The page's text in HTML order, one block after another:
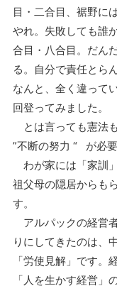
目・二合目、裾野に
やれ。失敗しても誰
合目・八合目。だん
る。自分で責任とら
なんと、全く違って
回登ってみました。
とは言っても憲法
”不断の努力 “ が必要
わが家には「家訓
祖父母の隠居からも
す。
アルパックの経営
りにしてきたのは、
「労使見解」です。
「人を生かす経営」